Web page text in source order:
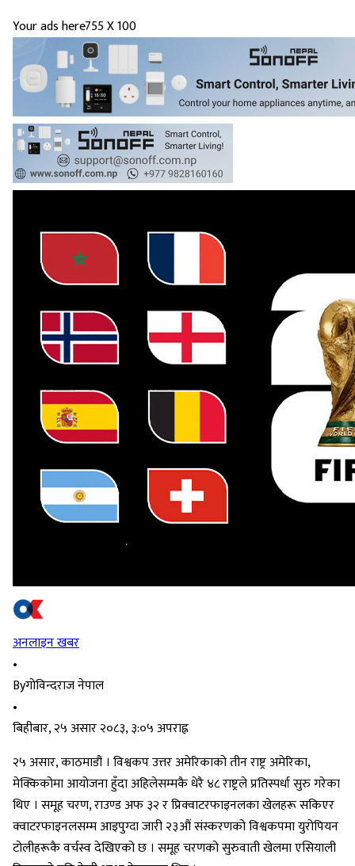
Your ads here755 X 100
अनलाइन खबर
•
Byगोविन्दराज नेपाल
•
बिहीबार, २५ असार २०८३, ३:०५ अपराह्न
२५ असार, काठमाडौं । विश्वकप उत्तर अमेरिकाको तीन राष्ट्र अमेरिका,
मेक्किकोमा आयोजना हुँदा अहिलेसम्मकै धेरै ४८ राष्ट्रले प्रतिस्पर्धा सुरु गरेका
थिए । समूह चरण, राउण्ड अफ ३२ र प्रिक्वाटरफाइनलका खेलहरू सकिएर
क्वाटरफाइनलसम्म आइपुग्दा जारी २३औं संस्करणको विश्वकपमा युरोपियन
टोलीहरूकै वर्चस्व देखिएको छ । समूह चरणको सुरुवाती खेलमा एसियाली